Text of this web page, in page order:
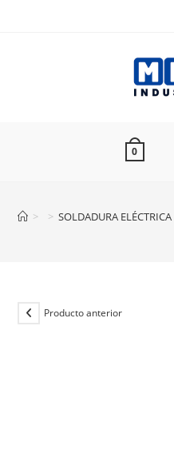
0
> > SOLDADURA
Producto anterior